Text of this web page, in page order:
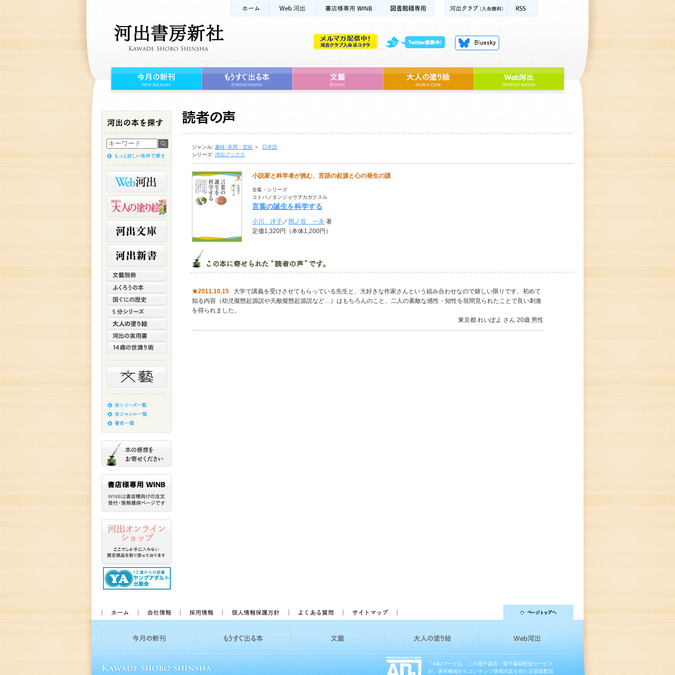
ジャンル: 趣味･実用・芸術 ＞
日本語
シリーズ: 河出ブックス
小説家と科学者が挑む、言語の起源と心の発生の謎
全集・シリーズ
コトバノタンジョウヲカガクスル
言葉の誕生を科学する
小川 洋子／ 岡ノ谷 一夫 著
定価1,320円（本体1,200円）
★2011.10.15 大学で講義を受けさせてもらっている先生と、大好きな作家さんという組み合わせなので嬉しい限りです。初めて
知る内容（幼児擬態起源説や天敵擬態起源説など…）はもちろんのこと、二人の素敵な感性・知性を垣間見られたことで良い刺激
を得られました。
東京都 れいぽよ さん 20歳 男性
「ABJマークは、この電子書店・電子書籍配信サービス
が、著作権者からコンテンツ使用許諾を得た正規版配信